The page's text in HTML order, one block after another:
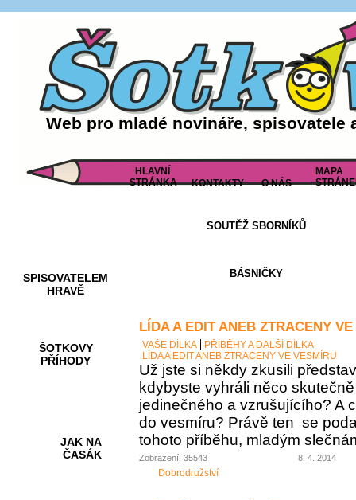
Web pro mladé novináře, spisovatele
HLAVNÍ
STRÁNKA
KONTAKTY O NÁS
MAPA
SPISOVATELEM
HRAVĚ
ŠOTKOVY
PŘÍHODY
JAK NA
ČASÁK
SOUTĚŽ SBORNÍKŮ
BÁSNIČKY
LÍDA A EDIT ANEB ZTRACENY
VAŠE DÍLKA
PŘÍBĚHY A DALŠÍ DÍLKA
LÍDA A EDIT ANEB ZTRACENY VE VESMÍRU
Už jste si někdy zkusili
kdybyste vyhráli něco
jedinečného a vzrušujícího? A
do vesmíru? Právě ten se
tohoto příběhu, mladým
Zobrazení: 35543 8. 4. 2014
Dobrodružství